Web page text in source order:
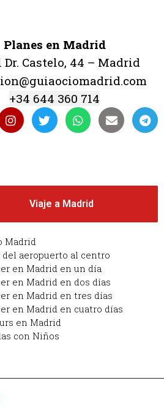
Planes en Madrid
Dr. Castelo, 44 – Madrid
+34 644 360 714
Viaje a Madrid
Madrid
del aeropuerto al centro
en Madrid en un día
en Madrid en dos días
en Madrid en tres días
en Madrid en cuatro días
en Madrid
con Niños